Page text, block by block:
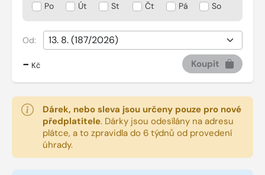
Po
Út St Čt Pá So
Od:
- Kč Koupit
Dárek, nebo sleva jsou určeny pouze pro nové
předplatitele. Dárky jsou odesílány na adresu
plátce, a to zpravidla do 6 týdnů od provedení
úhrady.